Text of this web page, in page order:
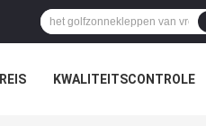
KWALITEITSCONTROLE